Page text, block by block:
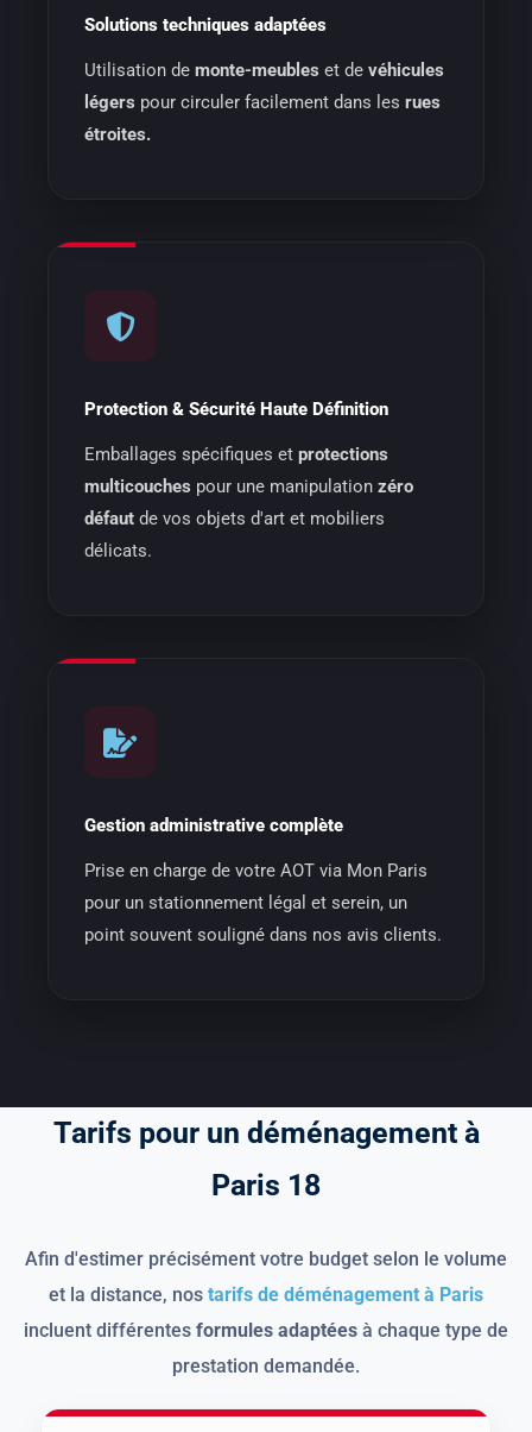
Solutions techniques adaptées
Utilisation de monte-meubles et de véhicules
légers pour circuler facilement dans les rues
étroites.
Protection & Sécurité Haute Définition
Emballages spécifiques et protections
multicouches pour une manipulation zéro
défaut de vos objets d'art et mobiliers
délicats.
Gestion administrative complète
Prise en charge de votre AOT via Mon Paris
pour un stationnement légal et serein, un
point souvent souligné dans nos avis clients.
Tarifs pour un déménagement à
Paris 18
Afin d'estimer précisément votre budget selon le volume
et la distance, nos tarifs de déménagement à Paris
incluent différentes formules adaptées à chaque type de
prestation demandée.